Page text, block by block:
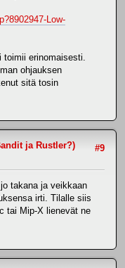
Low-
erinomaisesti.
ohjauksen
sitä tosin
#9
ja Rustler?)
takana ja veikkaan
irti. Tilalle siis
tai Mip-X lienevät ne